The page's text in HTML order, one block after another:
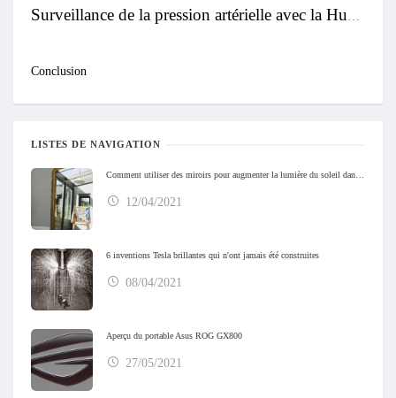
Surveillance de la pression artérielle avec la Huawei Watch D2
Conclusion
LISTES DE NAVIGATION
Comment utiliser des miroirs pour augmenter la lumière du soleil dans votre maison
12/04/2021
6 inventions Tesla brillantes qui n'ont jamais été construites
08/04/2021
Aperçu du portable Asus ROG GX800
27/05/2021